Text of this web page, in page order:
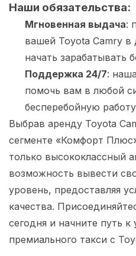
Наши обязательства:
Мгновенная выдача:
вашей Toyota Camry в
начать зарабатывать
Поддержка 24/7:
помочь вам в любой
бесперебойную
Выбрав аренду Toyota
сегменте «Комфорт
только высококлассный
возможность вывести
уровень, предоставляя
качества.
сегодня и начните путь к
премиального такси с